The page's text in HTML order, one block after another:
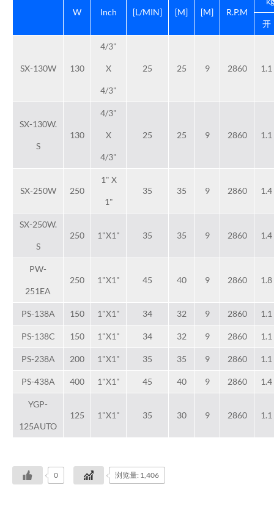
W Inch [L/MIN] [M] [M] R.P.M
开
SX-130W 130
4/3"
X
4/3"
25 25 9 2860 1.1
SX-130W.
S
130
4/3"
X
4/3"
25 25 9 2860 1.1
SX-250W 250
1" X
1"
35 35 9 2860 1.4
SX-250W.
S
250 1"X1" 35 35 9 2860 1.4
PW-
251EA
250 1"X1" 45 40 9 2860 1.8
PS-138A 150 1"X1" 34 32 9 2860 1.1
PS-138C 150 1"X1" 34 32 9 2860 1.1
PS-238A 200 1"X1" 35 35 9 2860 1.1
PS-438A 400 1"X1" 45 40 9 2860 1.4
YGP-
125AUTO
125 1"X1" 35 30 9 2860 1.1
0 浏览量: 1,406